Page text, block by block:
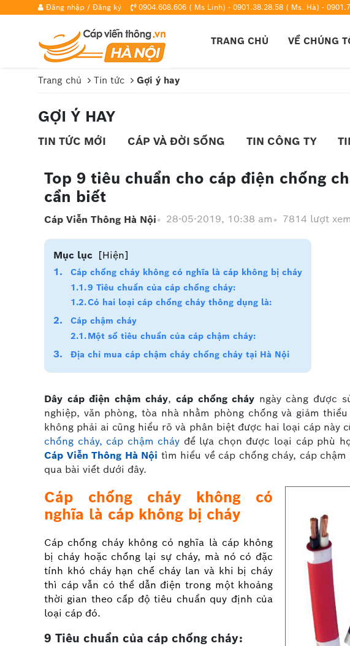
Đăng nhập / Đăng ký 0904.608.606 ( Ms Linh) - 0901.38.28.58 ( Ms. Hà) -
TRANG CHỦ VỀ CHÚNG
Trang chủ Tin tức Gợi ý hay
GỢI Ý HAY
TIN TỨC MỚI CÁP VÀ ĐỜI SỐNG TIN CÔNG TY
Top 9 tiêu chuẩn cho cáp điện chống
cần biết
Cáp Viễn Thông Hà Nội 28-05-2019, 10:38 am 7814 lượt xem
Mục lục [Hiện]
Cáp chống cháy không có nghĩa là cáp không bị cháy
9 Tiêu chuẩn của cáp chống cháy:
Có hai loại cáp chống cháy thông dụng là:
Cáp chậm cháy
Một số tiêu chuẩn của cáp chậm cháy:
Địa chỉ mua cáp chậm cháy chống cháy tại Hà Nội
Dây cáp điện chậm cháy, cáp chống cháy ngày càng được
nghiệp, văn phòng, tòa nhà nhằm phòng chống và giảm
không phải ai cũng hiểu rõ và phân biệt được hai loại cáp này
chống cháy, cáp chậm cháy để lựa chọn được loại cáp phù
Cáp Viễn Thông Hà Nội tìm hiểu về cáp chống cháy, cáp
qua bài viết dưới đây.
Cáp chống cháy không có
nghĩa là cáp không bị cháy
Cáp chống cháy không có nghĩa là cáp không
bị cháy hoặc chống lại sự cháy, mà nó có đặc
tính khó cháy hạn chế cháy lan và khi bị cháy
thì cáp vẫn có thể dẫn điện trong một khoảng
thời gian theo cấp độ tiêu chuẩn quy định của
loại cáp đó.
9 Tiêu chuẩn của cáp chống cháy: